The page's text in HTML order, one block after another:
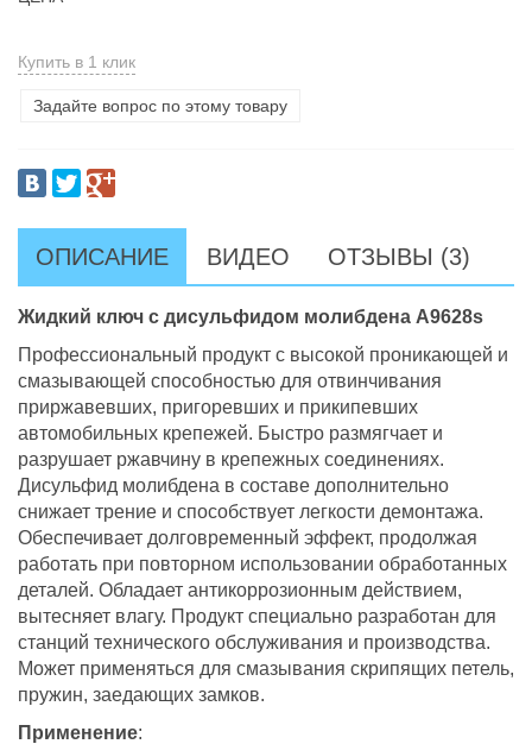
Купить в 1 клик
Задайте вопрос по этому товару
ОПИСАНИЕ ВИДЕО ОТЗЫВЫ (3)
Жидкий ключ с дисульфидом молибдена А9628s
Профессиональный продукт с высокой проникающей и
смазывающей способностью для отвинчивания
приржавевших, пригоревших и прикипевших
автомобильных крепежей. Быстро размягчает и
разрушает ржавчину в крепежных соединениях.
Дисульфид молибдена в составе дополн­­­­ительно
снижает трение и способствует легкости демонтажа.
Обеспечивает долговременный эффект, продолжая
работать при повторном использовании обработанных
деталей. Обладает антикоррозионным действием,
вытесняет влагу. Продукт специально разработан для
станций технического обслуживания и производства.
Может применяться для смазывания скрипящих петель,
пружин, заедающих замков.
Применение: